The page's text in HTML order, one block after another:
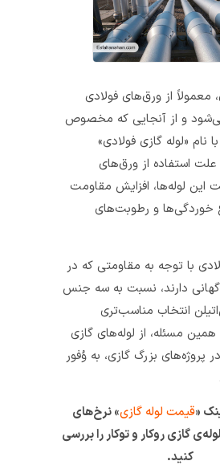
ورق‌های فولادی
از آنجایی که مخصوص
گازی فولادی»
از ورق‌های
افزایش مقاومت
و رطوبت‌های
به مقاومتی که در
نسبت به سه جنس
مناسب‌تری
از لوله‌های گازی
بزرگ گازی، به وُفور
گازی» نرخ‌های
و توکار را بررسی